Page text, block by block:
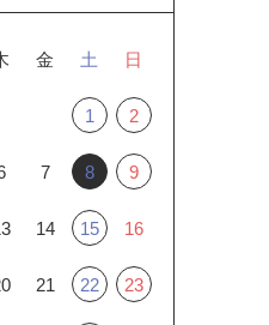
金 土 日
1 2
7 8 9
14 15 16
21 22 23